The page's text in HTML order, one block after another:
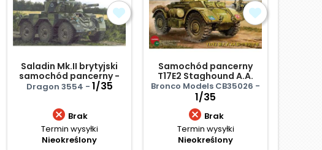
Saladin Mk.II brytyjski
samochód pancerny -
Black Label
Dragon 3554 - 1/35
 Brak
Termin wysyłki
Nieokreślony
Samochód pancerny
T17E2 Staghound A.A.
Bronco Models CB35026 -
1/35
 Brak
Termin wysyłki
Nieokreślony